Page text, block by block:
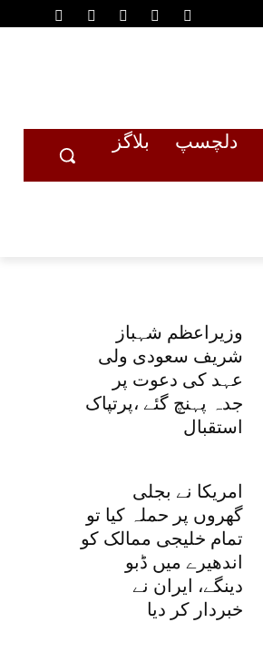
دلچسپ
بلاگز
وزیراعظم شہباز
شریف سعودی ولی
عہد کی دعوت پر
جدہ پہنچ گئے ،پرتپاک
استقبال
امریکا نے بجلی
گھروں پر حملہ کیا تو
تمام خلیجی ممالک کو
اندھیرے میں ڈبو
دینگے، ایران نے
خبردار کر دیا